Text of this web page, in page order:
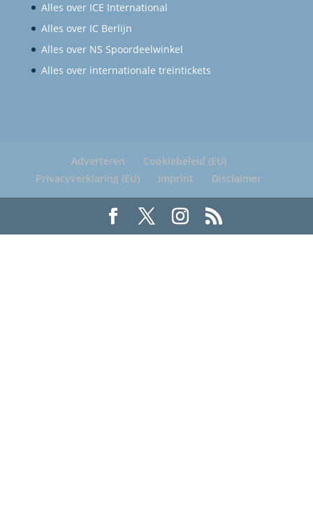
Alles over ICE International
Alles over IC Berlijn
Alles over NS Spoordeelwinkel
Alles over internationale treintickets
Adverteren
Cookiebeleid (EU)
Privacyverklaring (EU)
Imprint Disclaimer